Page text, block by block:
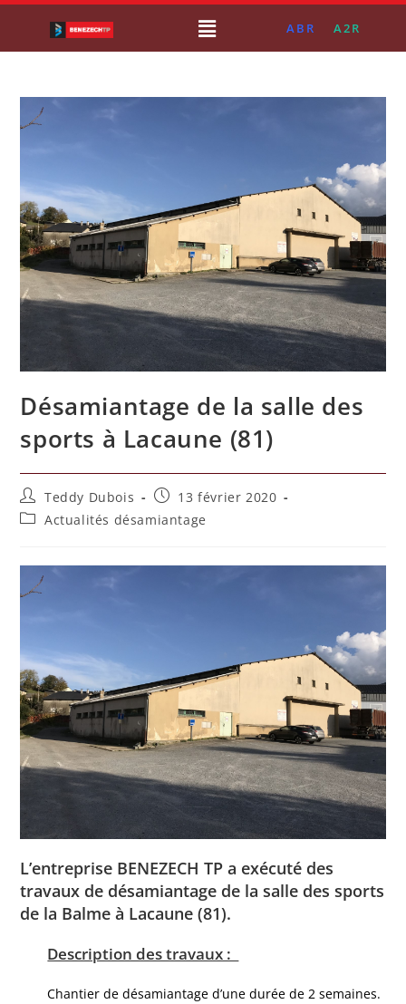
ABR A2R
Désamiantage de la salle des
sports à Lacaune (81)
Teddy Dubois
13 février 2020
Actualités désamiantage
L’entreprise BENEZECH TP a exécuté des
travaux de désamiantage de la salle des sports
de la Balme à Lacaune (81).
Description des travaux :
Chantier de désamiantage d’une durée de 2 semaines.